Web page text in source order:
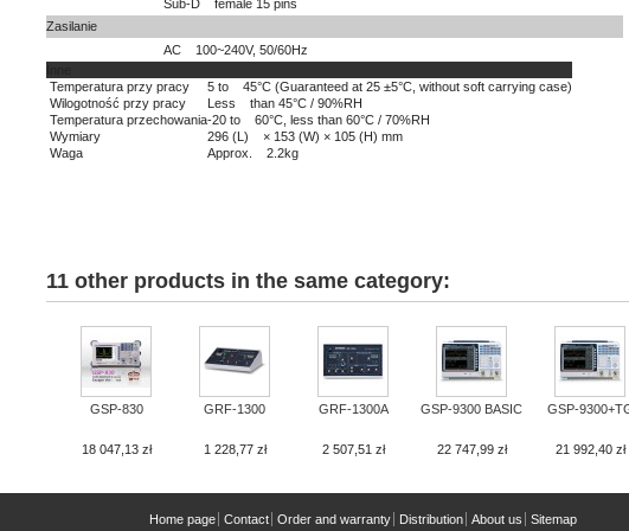
Sub-D female 15 pins
Zasilanie
AC 100~240V, 50/60Hz
Temperatura przy pracy
5 to 45°C (Guaranteed at 25 ±5°C, without soft carrying case)
Wilogotność przy pracy
Less than 45°C / 90%RH
Temperatura przechowania-20 to 60°C, less than 60°C / 70%RH
Wymiary
296 (L) × 153 (W) × 105 (H) mm
Waga
Approx. 2.2kg
11 other products in the same category:
GSP-830
18 047,13 zł
GRF-1300
1 228,77 zł
GRF-1300A
2 507,51 zł
GSP-9300 BASIC
22 747,99 zł
GSP-
21 992,40 zł
Home page Contact Order and warranty Distribution About us Sitemap